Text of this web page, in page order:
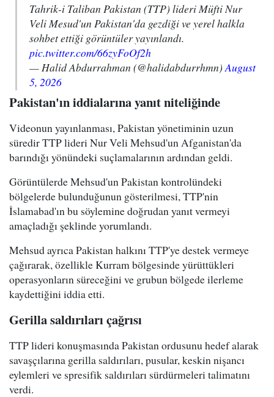
Tahrik-i Taliban Pakistan (TTP) lideri Müfti Nur
Veli Mesud'un Pakistan'da gezdiği ve yerel halkla
sohbet ettiği görüntüler yayınlandı.
pic.twitter.com/66zyFoOf2h
— Halid Abdurrahman (@halidabdurrhmn) August
5, 2026
Pakistan'ın iddialarına yanıt niteliğinde
Videonun yayınlanması, Pakistan yönetiminin uzun
süredir TTP lideri Nur Veli Mehsud'un Afganistan'da
barındığı yönündeki suçlamalarının ardından geldi.
Görüntülerde Mehsud'un Pakistan kontrolündeki
bölgelerde bulunduğunun gösterilmesi, TTP'nin
İslamabad'ın bu söylemine doğrudan yanıt vermeyi
amaçladığı şeklinde yorumlandı.
Mehsud ayrıca Pakistan halkını TTP'ye destek vermeye
çağırarak, özellikle Kurram bölgesinde yürüttükleri
operasyonların süreceğini ve grubun bölgede ilerleme
kaydettiğini iddia etti.
Gerilla saldırıları çağrısı
TTP lideri konuşmasında Pakistan ordusunu hedef alarak
savaşçılarına gerilla saldırıları, pusular, keskin nişancı
eylemleri ve spresifik saldırıları sürdürmeleri talimatını
verdi.